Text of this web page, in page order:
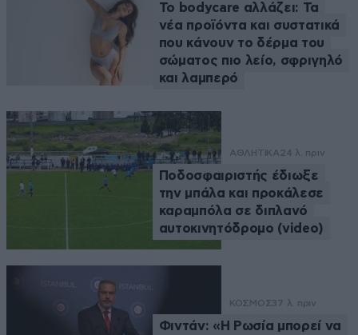
Το bodycare αλλάζει: Τα
νέα προϊόντα και συστατικά
που κάνουν το δέρμα του
σώματος πιο λείο, σφριγηλό
και λαμπερό
ΑΘΛΗΤΙΚΑ24 λ. πριν
Ποδοσφαιριστής έδιωξε
την μπάλα και προκάλεσε
καραμπόλα σε διπλανό
αυτοκινητόδρομο (video)
ΚΟΣΜΟΣ37 λ. πριν
Φιντάν: «Η Ρωσία μπορεί να